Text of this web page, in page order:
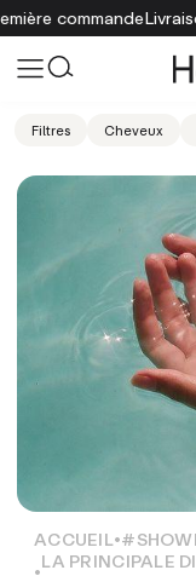
commandeLivraison
Filtres Cheveux
ACCUEIL
LA PRINCIPALE